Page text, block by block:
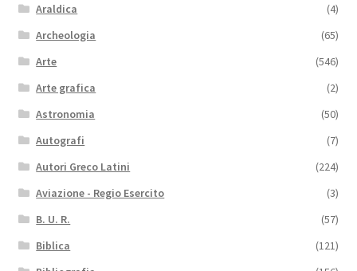
Araldica
(4)
Archeologia
(65)
Arte
(546)
Arte grafica
(2)
Astronomia
(50)
Autografi
(7)
Autori Greco Latini
(224)
Aviazione - Regio Esercito
(3)
B. U. R.
(57)
Biblica
(121)